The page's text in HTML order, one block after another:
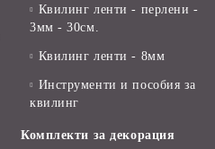
Квилинг ленти - перлени -
3мм - 30см.
Квилинг ленти - 8мм
Инструменти и пособия за
квилинг
Комплекти за декорация